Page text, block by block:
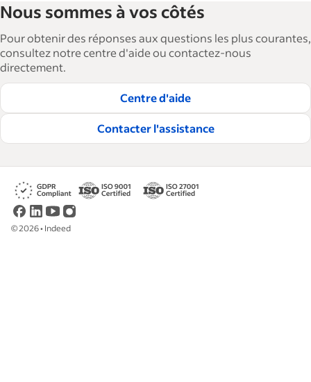
employeurs d'Indeed aide les entreprises à
agrandir et à gérer leurs effectifs. Avec plus de 15
000 articles en 6 langues, nous proposons des
conseils, des guides détaillés et des bonnes
pratiques visant à aider les entreprises à
embaucher et à fidéliser les talents.
Lire nos règles éditoriales
Nous sommes à vos côtés
Pour obtenir des réponses aux questions les plus courantes,
consultez notre centre d'aide ou contactez-nous
directement.
Centre d'aide
Contacter l'assistance
©2026• Indeed